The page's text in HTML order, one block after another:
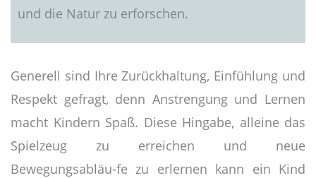
und die Natur zu erforschen.
Generell sind Ihre Zurückhaltung, Einfühlung und
Respekt gefragt, denn Anstrengung und Lernen
macht Kindern Spaß. Diese Hingabe, alleine das
Spielzeug zu erreichen und neue
Bewegungsabläu-fe zu erlernen kann ein Kind